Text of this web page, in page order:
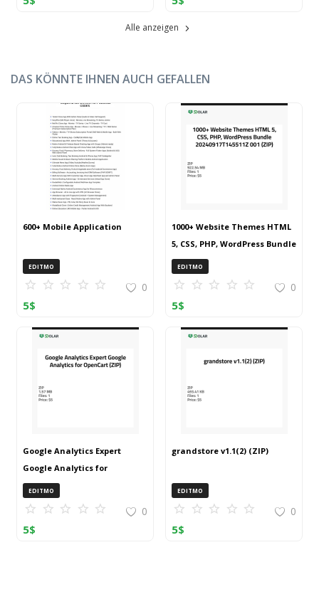
Alle anzeigen
DAS KÖNNTE IHNEN AUCH GEFALLEN
600+ Mobile Application
EDITMO
0
5$
1000+ Website Themes HTML
5, CSS, PHP, WordPress Bundle
20240917T145511Z 001 (ZIP)
EDITMO
0
5$
Google Analytics Expert
Google Analytics for
OpenCart (ZIP)
EDITMO
0
5$
grandstore v1.1(2) (ZIP)
EDITMO
0
5$